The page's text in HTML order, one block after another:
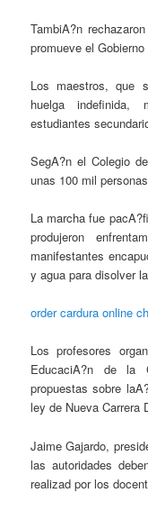
TambiA?n
promueve el
Los maestros, que
huelga indefinida,
estudiantes
SegA?n el Colegio
unas 100 mil
La marcha fue
produjeron
manifestantes
y agua para disolver
order cardura online
Los profesores
EducaciA?n de la
propuestas sobre
ley de Nueva Carrera
Jaime Gajardo,
las autoridades
realizad por los